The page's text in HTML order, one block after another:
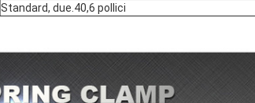
Standard, due.40,6 pollici